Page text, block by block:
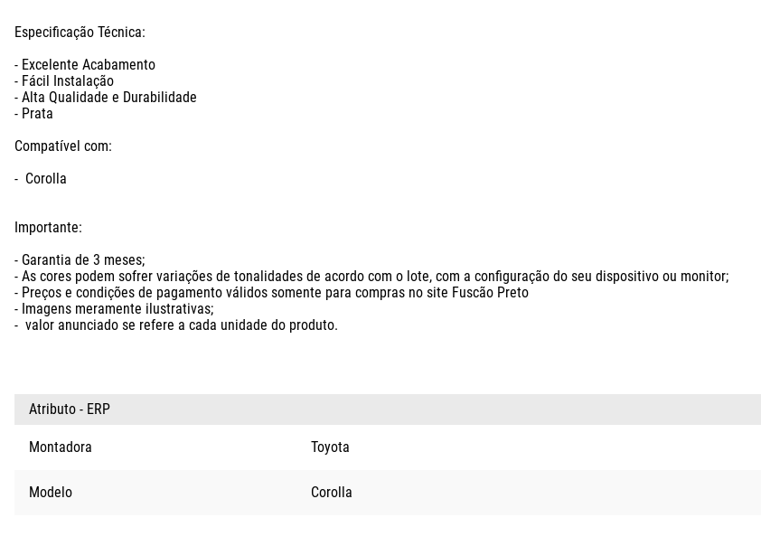
Especificação Técnica:
- Excelente Acabamento
- Fácil Instalação
- Alta Qualidade e Durabilidade
- Prata
Compatível com:
-  Corolla
Importante:
- Garantia de 3 meses;
- As cores podem sofrer variações de tonalidades de acordo com o lote, com a configuração do seu dispositivo ou monitor;
- Preços e condições de pagamento válidos somente para compras no site Fuscão Preto
- Imagens meramente ilustrativas;
-  valor anunciado se refere a cada unidade do produto.
Atributo - ERP
Montadora Toyota
Modelo Corolla